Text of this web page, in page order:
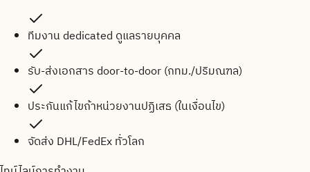
ทีมงาน dedicated ดูแลรายบุคคล
รับ-ส่งเอกสาร door-to-door (กทม./ปริมณฑล)
ประกันแก้ไขถ้าหน่วยงานปฏิเสธ (ในเงื่อนไข)
จัดส่ง DHL/FedEx ทั่วโลก